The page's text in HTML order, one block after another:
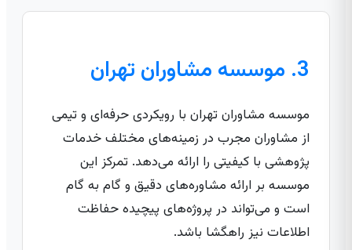
3. موسسه مشاوران تهران
موسسه مشاوران تهران با رویکردی حرفه‌ای و تیمی
از مشاوران مجرب در زمینه‌های مختلف خدمات
پژوهشی با کیفیتی را ارائه می‌دهد. تمرکز این
موسسه بر ارائه مشاوره‌های دقیق و گام به گام
است و می‌تواند در پروژه‌های پیچیده حفاظت
اطلاعات نیز راهگشا باشد.